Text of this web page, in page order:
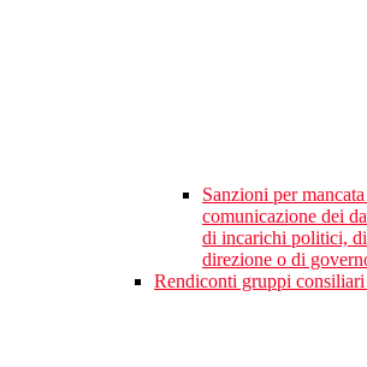
Sanzioni per
comunicazione dei
di incarichi politici,
direzione o di
Rendiconti gruppi